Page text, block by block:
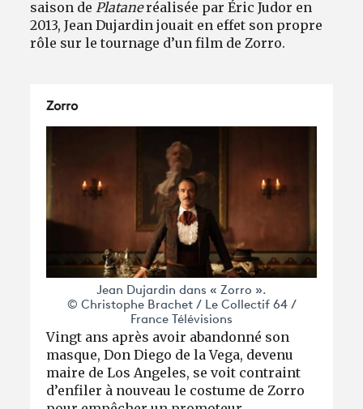
saison de Plataneréalisée par Éric Judor en
2013, Jean Dujardin jouait en effet son propre
rôle sur le tournage d’un film de Zorro.
Zorro
Jean Dujardin dans « Zorro ».
© Christophe Brachet / Le Collectif 64 /
France Télévisions
Vingt ans après avoir abandonné son
masque, Don Diego de la Vega, devenu
maire de Los Angeles, se voit contraint
d’enfiler à nouveau le costume de Zorro